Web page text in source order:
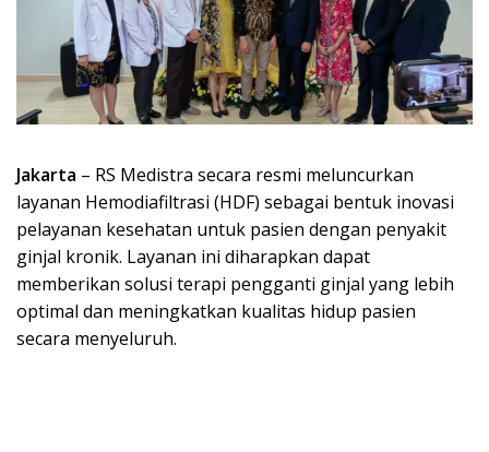
Jakarta – RS Medistra secara resmi meluncurkan
layanan Hemodiafiltrasi (HDF) sebagai bentuk inovasi
pelayanan kesehatan untuk pasien dengan penyakit
ginjal kronik. Layanan ini diharapkan dapat
memberikan solusi terapi pengganti ginjal yang lebih
optimal dan meningkatkan kualitas hidup pasien
secara menyeluruh.